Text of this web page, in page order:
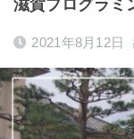
滋賀プログラミ
2021年8月12日